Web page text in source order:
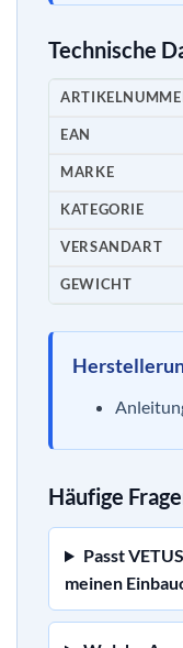
Technische
EAN
MARKE
KATEGORIE
VERSANDART
GEWICHT
Häufige
Passt
meinen